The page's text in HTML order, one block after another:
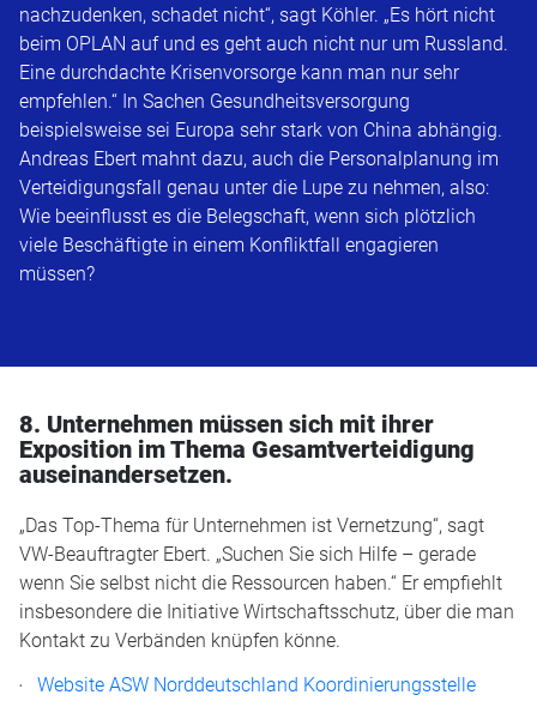
nachzudenken, schadet nicht“, sagt Köhler. „Es hört nicht
beim OPLAN auf und es geht auch nicht nur um Russland.
Eine durchdachte Krisenvorsorge kann man nur sehr
empfehlen.“ In Sachen Gesundheitsversorgung
beispielsweise sei Europa sehr stark von China abhängig.
Andreas Ebert mahnt dazu, auch die Personalplanung im
Verteidigungsfall genau unter die Lupe zu nehmen, also:
Wie beeinflusst es die Belegschaft, wenn sich plötzlich
viele Beschäftigte in einem Konfliktfall engagieren
müssen?
8. Unternehmen müssen sich mit ihrer
Exposition im Thema Gesamtverteidigung
auseinandersetzen.
„Das Top-Thema für Unternehmen ist Vernetzung“, sagt
VW-Beauftragter Ebert. „Suchen Sie sich Hilfe – gerade
wenn Sie selbst nicht die Ressourcen haben.“ Er empfiehlt
insbesondere die Initiative Wirtschaftsschutz, über die man
Kontakt zu Verbänden knüpfen könne.
Website ASW Norddeutschland Koordinierungsstelle